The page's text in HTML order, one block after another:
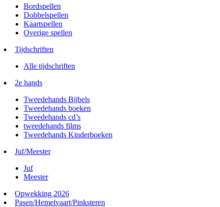
Bordspellen
Dobbelspellen
Kaartspellen
Overige spellen
Tijdschriften
Alle tijdschriften
2e hands
Tweedehands Bijbels
Tweedehands boeken
Tweedehands cd’s
tweedehands films
Tweedehands Kinderboeken
Juf/Meester
Juf
Meester
Opwekking 2026
Pasen/Hemelvaart/Pinksteren